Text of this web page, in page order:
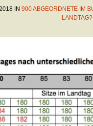
IN 900 ABGEORDNETE IM
LANDTAG?